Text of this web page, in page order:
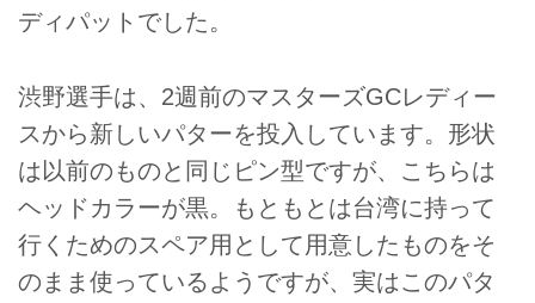
ディパットでした。
渋野選手は、2週前のマスターズGCレディー
スから新しいパターを投入しています。形状
は以前のものと同じピン型ですが、こちらは
ヘッドカラーが黒。もともとは台湾に持って
行くためのスペア用として用意したものをそ
のまま使っているようですが、実はこのパタ